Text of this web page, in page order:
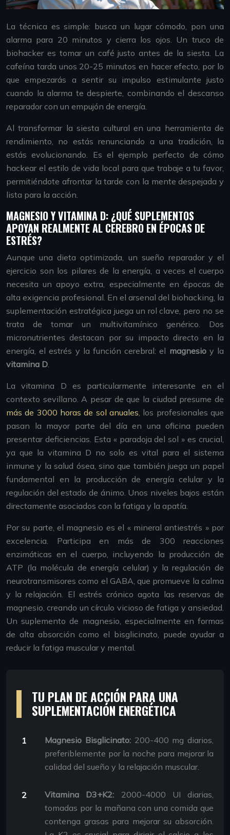
La técnica es simple: busca un lugar cómodo, pon una
alarma para 20 minutos y cierra los ojos. Un truco de
biohacker es tomar un café justo antes de la siesta. La
cafeína tarda unos 20-25 minutos en hacer efecto, por lo
que empezarás a sentir su impulso estimulante justo
cuando la alarma te despierte, combinando el descanso
reparador con un empujón de energía.
Al transformar la siesta cultural en una herramienta de
rendimiento, no estás renunciando a una tradición, la
estás evolucionando. Es el ejemplo perfecto de cómo
hackear el estilo de vida local para que trabaje a tu favor,
permitiéndote afrontar la tarde con la mente despejada y
lista para la acción.
MAGNESIO Y VITAMINA D: ¿QUÉ SUPLEMENTOS
APOYAN REALMENTE AL CEREBRO EN ÉPOCAS DE
ESTRÉS?
Aunque una dieta optimizada, un sueño reparador y el
ejercicio son los pilares de la energía, a veces el cuerpo
necesita un apoyo extra, especialmente en épocas de
alta exigencia profesional. En el arsenal del biohacking, la
suplementación estratégica juega un rol clave, pero no se
trata de tomar un multivitamínico genérico. Dos
micronutrientes destacan por su impacto directo en la
energía, el estrés y la función cerebral: el magnesioy la
vitamina D.
La vitamina D es particularmente interesante en el
contexto sevillano. A pesar de que la ciudad presume de
más de 3000 horas de sol anuales, los profesionales que
pasan la mayor parte del día en una oficina pueden
presentar deficiencias. Esta « paradoja del sol » es crucial,
ya que la vitamina D no solo es vital para el sistema
inmune y la salud ósea, sino que también juega un papel
fundamental en la producción de energía celular y la
regulación del estado de ánimo. Unos niveles bajos están
directamente asociados con la fatiga y la apatía.
Por su parte, el magnesio es el « mineral antiestrés » por
excelencia. Participa en más de 300 reacciones
enzimáticas en el cuerpo, incluyendo la producción de
ATP (la molécula de energía celular) y la regulación de
neurotransmisores como el GABA, que promueve la calma
y la relajación. El estrés crónico agota las reservas de
magnesio, creando un círculo vicioso de fatiga y ansiedad.
Un suplemento de magnesio, especialmente en formas
de alta absorción como el bisglicinato, puede ayudar a
reducir la fatiga muscular y mental.
TU PLAN DE ACCIÓN PARA UNA
SUPLEMENTACIÓN ENERGÉTICA
Magnesio Bisglicinato:200-400 mg diarios,
preferiblemente por la noche para mejorar la
calidad del sueño y la relajación muscular.
Vitamina D3+K2: 2000-4000 UI diarias,
tomadas por la mañana con una comida que
contenga grasas para mejorar su absorción.